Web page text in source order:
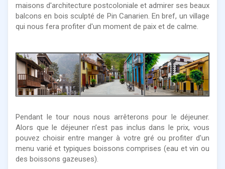
maisons d'architecture postcoloniale et admirer ses beaux
balcons en bois sculpté de Pin Canarien. En bref, un village
qui nous fera profiter d'un moment de paix et de calme.
Pendant le tour nous nous arrêterons pour le déjeuner.
Alors que le déjeuner n’est pas inclus dans le prix, vous
pouvez choisir entre manger à votre gré ou profiter d'un
menu varié et typiques boissons comprises (eau et vin ou
des boissons gazeuses).